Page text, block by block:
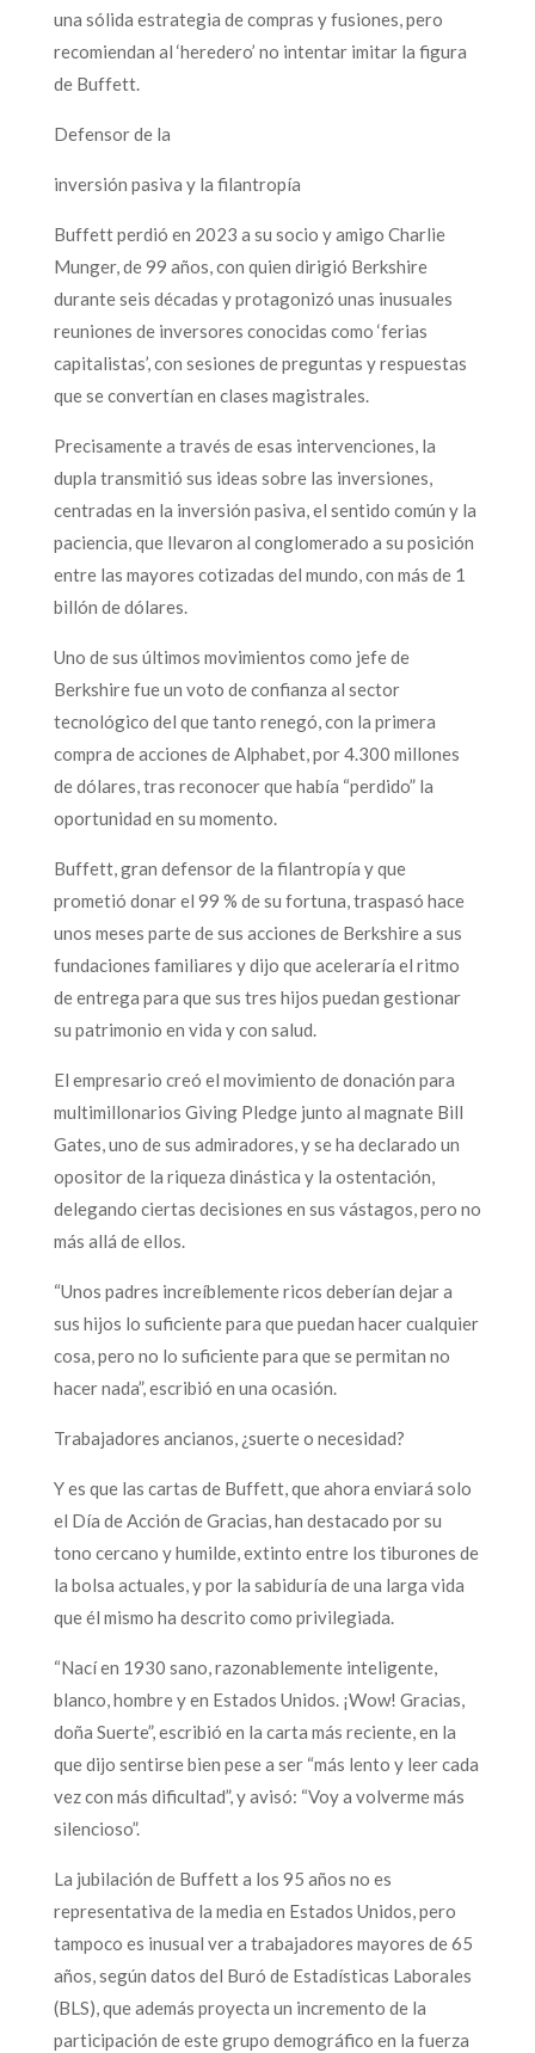
una sólida estrategia de compras y fusiones, pero
recomiendan al ‘heredero’ no intentar imitar la figura
de Buffett.
Defensor de la
inversión pasiva y la filantropía
Buffett perdió en 2023 a su socio y amigo Charlie
Munger, de 99 años, con quien dirigió Berkshire
durante seis décadas y protagonizó unas inusuales
reuniones de inversores conocidas como ‘ferias
capitalistas’, con sesiones de preguntas y respuestas
que se convertían en clases magistrales.
Precisamente a través de esas intervenciones, la
dupla transmitió sus ideas sobre las inversiones,
centradas en la inversión pasiva, el sentido común y la
paciencia, que llevaron al conglomerado a su posición
entre las mayores cotizadas del mundo, con más de 1
billón de dólares.
Uno de sus últimos movimientos como jefe de
Berkshire fue un voto de confianza al sector
tecnológico del que tanto renegó, con la primera
compra de acciones de Alphabet, por 4.300 millones
de dólares, tras reconocer que había “perdido” la
oportunidad en su momento.
Buffett, gran defensor de la filantropía y que
prometió donar el 99 % de su fortuna, traspasó hace
unos meses parte de sus acciones de Berkshire a sus
fundaciones familiares y dijo que aceleraría el ritmo
de entrega para que sus tres hijos puedan gestionar
su patrimonio en vida y con salud.
El empresario creó el movimiento de donación para
multimillonarios Giving Pledge junto al magnate Bill
Gates, uno de sus admiradores, y se ha declarado un
opositor de la riqueza dinástica y la ostentación,
delegando ciertas decisiones en sus vástagos, pero no
más allá de ellos.
“Unos padres increíblemente ricos deberían dejar a
sus hijos lo suficiente para que puedan hacer cualquier
cosa, pero no lo suficiente para que se permitan no
hacer nada”, escribió en una ocasión.
Trabajadores ancianos, ¿suerte o necesidad?
Y es que las cartas de Buffett, que ahora enviará solo
el Día de Acción de Gracias, han destacado por su
tono cercano y humilde, extinto entre los tiburones de
la bolsa actuales, y por la sabiduría de una larga vida
que él mismo ha descrito como privilegiada.
“Nací en 1930 sano, razonablemente inteligente,
blanco, hombre y en Estados Unidos. ¡Wow! Gracias,
doña Suerte”, escribió en la carta más reciente, en la
que dijo sentirse bien pese a ser “más lento y leer cada
vez con más dificultad”, y avisó: “Voy a volverme más
silencioso”.
La jubilación de Buffett a los 95 años no es
representativa de la media en Estados Unidos, pero
tampoco es inusual ver a trabajadores mayores de 65
años, según datos del Buró de Estadísticas Laborales
(BLS), que además proyecta un incremento de la
participación de este grupo demográfico en la fuerza